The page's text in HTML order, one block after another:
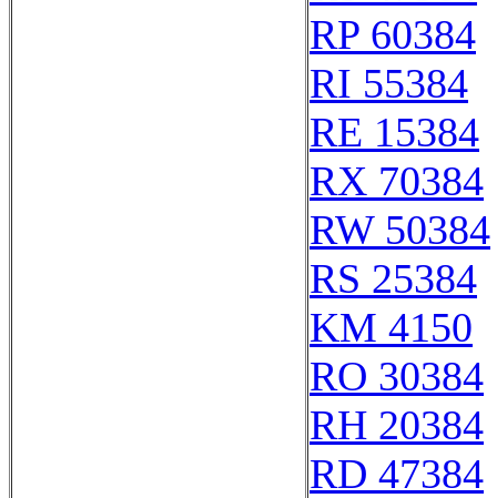
RP 60384
RI 55384
RE 15384
RX 70384
RW 50384
RS 25384
KM 4150
RO 30384
RH 20384
RD 47384